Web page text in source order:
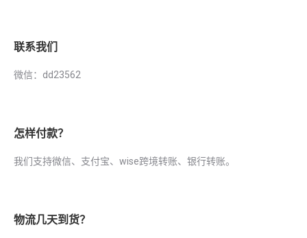
联系我们
微信：dd23562
怎样付款？
我们支持微信、支付宝、wise跨境转账、银行转账。
物流几天到货？